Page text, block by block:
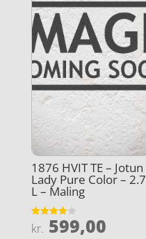
1876 HVIT TE – Jotun
Lady Pure Color – 2.7
L – Maling
Vurderet
4
kr. 599,00